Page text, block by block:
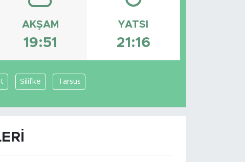
AKŞAM
19:51
YATSI
21:16
Silifke Tarsus